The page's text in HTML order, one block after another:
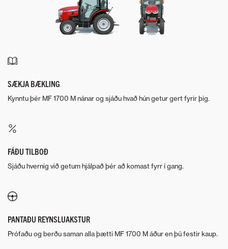
SÆKJA BÆKLING
Kynntu þér MF 1700 M nánar og sjáðu hvað hún getur gert fyrir þig.
FÁÐU TILBOÐ
Sjáðu hvernig við getum hjálpað þér að komast fyrr í gang.
PANTAÐU REYNSLUAKSTUR
Prófaðu og berðu saman alla þætti MF 1700 M áður en þú festir kaup.